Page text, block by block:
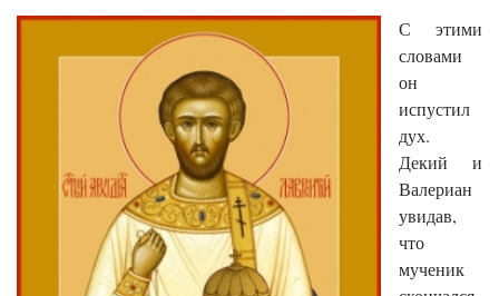
С этими
словами
он
испустил
дух.
Декий и
Валериан
увидав,
что
мученик